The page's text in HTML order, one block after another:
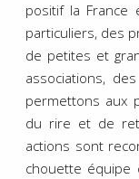
positif la France
particuliers, des
de petites et
associations,
permettons aux
du rire et de
actions sont
chouette équipe